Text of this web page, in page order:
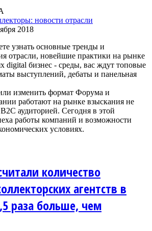
новости отрасли
2018
узнать основные тренды и
отрасли, новейшие практики на рынке
digital бизнес - среды, вас ждут топовые
выступлений, дебаты и панельная
изменить формат Форума и
работают на рынке взыскания не
аудиторией. Сегодня в этой
работы компаний и возможности
условиях.
количество
агентств в
раза больше, чем